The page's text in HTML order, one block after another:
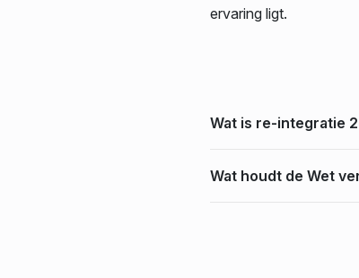
ervaring ligt.
Wat is re-integratie
Wat houdt de Wet